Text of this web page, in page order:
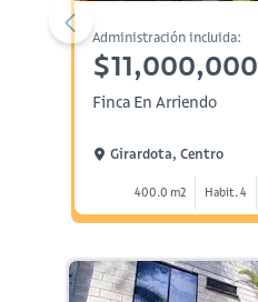
Administración incluida:
$11,000,000
Finca En Arriendo
Girardota, Centro
400.0 m2 Habit. 4